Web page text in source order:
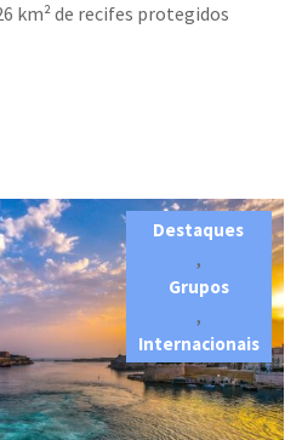
km² de recifes protegidos
Destaques
,
Grupos
,
Internacionais